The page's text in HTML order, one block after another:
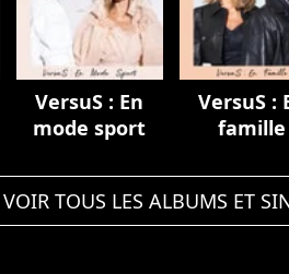
VersuS : En
mode sport
VersuS :
famille
VOIR TOUS LES ALBUMS ET